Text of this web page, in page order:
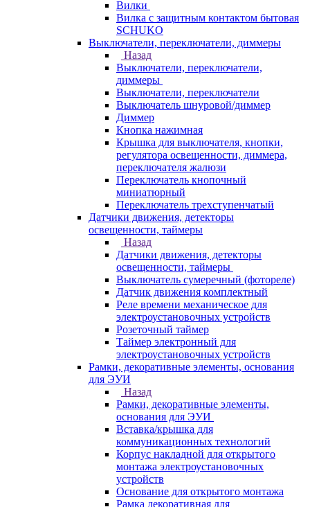
Вилки
Вилка с защитным контактом бытовая
SCHUKO
Выключатели, переключатели, диммеры
Назад
Выключатели, переключатели,
диммеры
Выключатели, переключатели
Выключатель шнуровой/диммер
Диммер
Кнопка нажимная
Крышка для выключателя, кнопки,
регулятора освещенности, диммера,
переключателя жалюзи
Переключатель кнопочный
миниатюрный
Переключатель трехступенчатый
Датчики движения, детекторы
освещенности, таймеры
Назад
Датчики движения, детекторы
освещенности, таймеры
Выключатель сумеречный (фотореле)
Датчик движения комплектный
Реле времени механическое для
электроустановочных устройств
Розеточный таймер
Таймер электронный для
электроустановочных устройств
Рамки, декоративные элементы, основания
для ЭУИ
Назад
Рамки, декоративные элементы,
основания для ЭУИ
Вставка/крышка для
коммуникационных технологий
Корпус накладной для открытого
монтажа электроустановочных
устройств
Основание для открытого монтажа
Рамка декоративная для